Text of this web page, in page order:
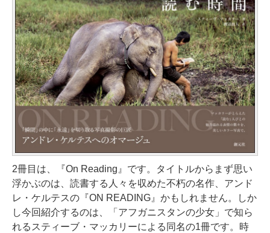
2冊目は、『On Reading』です。タイトルからまず思い
浮かぶのは、読書する人々を収めた不朽の名作、アンド
レ・ケルテスの『ON READING』かもしれません。しか
し今回紹介するのは、「アフガニスタンの少女」で知ら
れるスティーブ・マッカリーによる同名の1冊です。時